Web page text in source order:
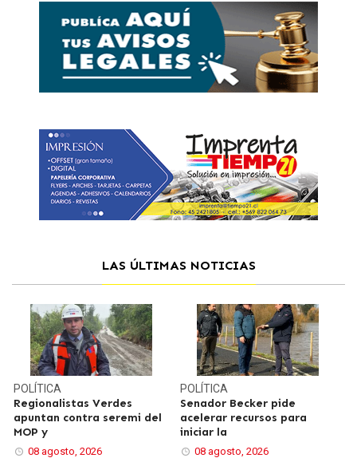
LAS ÚLTIMAS NOTICIAS
POLÍTICA
Regionalistas Verdes
apuntan contra seremi del
MOP y
08 agosto, 2026
POLÍTICA
Senador Becker pide
acelerar recursos para
iniciar la
08 agosto, 2026